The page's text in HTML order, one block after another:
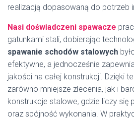
realizacją dopasowaną do potrzeb
Nasi doświadczeni spawacze
gatunkami stali, dobierając
spawanie schodów stalowych
efektywne, a jednocześnie
jakości na całej konstrukcji. Dzięki
zarówno mniejsze zlecenia, jak i
konstrukcje stalowe, gdzie liczy się
oraz spójność wykonania. W